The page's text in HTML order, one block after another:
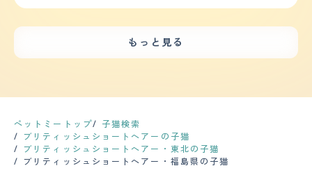
こえない程度だと思います。夜中に元気が有り余っている
ョートヘアーの好きな所はまず丸い顔とがっちりした体で
す。人懐っこいところもありますが、自立もしているので
子を引き取るまで絶対に辞めないぞと思い働いていまし
た。猫カフェで働いていたので猫の飼育については知識は
ありましたが、自分の家にいたことはないので、環境が整
えられるか、また猫が環境の変化にストレスを感じないか
が不安でした。向かい入れてからは猫のために広い家に引
りたくなる感じです。 ただ、その分抜け毛が凄く抱っこ
る時は猫毛ボールが何個も出来ます。無限にブラッシング
出来るのでは？と毎回思い途中で断念します。 健康につ
いては、自由気ままな性格だからなのか大きい病気や猫が
ンダー（下からの生えてる歯が長い）な為かカリカリを丸
が必要です。 また、耳掃除も定期的に必要です（ウェッ
トティッシュなどで見えるとこを拭く程度） 病院に行く
タイミングで耳掃除はしてもらうようにしてます。" 【鳴
き声】 鳴き声は凄く小さいです。マンションで飼ってま
ら15分程度、人間が遊んであげますが、それ以外は一緒に
飼っている他の猫とじゃれあって遊んでいます。 【お手
問題はありません。健康に考慮して餌も選んでいます。
定期的な健康診断やワクチンは、1年に1度受けています。
【鳴き声】 鳴く頻度が少ない猫です。1日に1度2度小さい
鳴き声を聞く程度です。それも声の通った『にゃー』では
とてもよくて、毎晩寝る前に布団の部屋にこもっておもち
しの兄弟かお友達感覚で接しているような様子で微笑まし
いです。 【健康・寿命】 先日、かかりつけの病院を決め
れど、お腹の中に回虫がいると診断されました。 その日
中で、二週間後にまた便検査をしてもうらう予定です。
【運動の頻度】 家猫なのでお散歩はしていませんが、一
日に３回ほどはケージから出して自由に好きなところで過
ごせるようにしたり 好きなおもちゃがあるのでそれで一
もっと見る
ペットミートップ
子猫検索
ブリティッシュショートヘアーの子猫
ブリティッシュショートヘアー・東北の子猫
ブリティッシュショートヘアー・福島県の子猫